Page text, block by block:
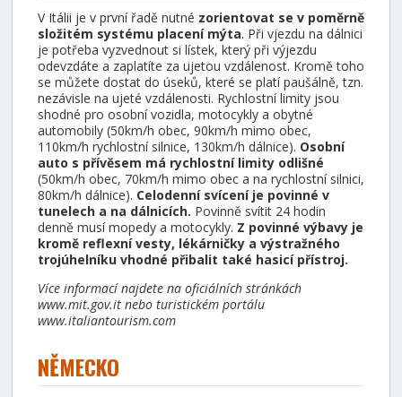
V Itálii je v první řadě nutné zorientovat se v poměrně
složitém systému placení mýta. Při vjezdu na dálnici
je potřeba vyzvednout si lístek, který při výjezdu
odevzdáte a zaplatíte za ujetou vzdálenost. Kromě toho
se můžete dostat do úseků, které se platí paušálně, tzn.
nezávisle na ujeté vzdálenosti. Rychlostní limity jsou
shodné pro osobní vozidla, motocykly a obytné
automobily (50km/h obec, 90km/h mimo obec,
110km/h rychlostní silnice, 130km/h dálnice). Osobní
auto s přívěsem má rychlostní limity odlišné
(50km/h obec, 70km/h mimo obec a na rychlostní silnici,
80km/h dálnice). Celodenní svícení je povinné v
tunelech a na dálnicích. Povinně svítit 24 hodin
denně musí mopedy a motocykly. Z povinné výbavy je
kromě reflexní vesty, lékárničky a výstražného
trojúhelníku vhodné přibalit také hasicí přístroj.
Více informací najdete na oficiálních stránkách
www.mit.gov.it nebo turistickém portálu
www.italiantourism.com
NĚMECKO